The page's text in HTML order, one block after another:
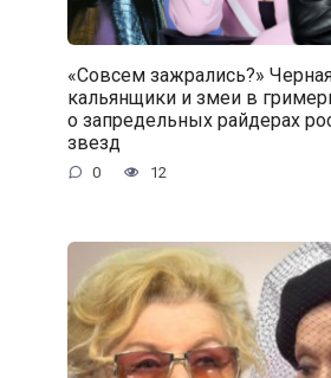
«Совсем зажрались?»
кальянщики и змеи в
о запредельных райдерах
звезд
0 12